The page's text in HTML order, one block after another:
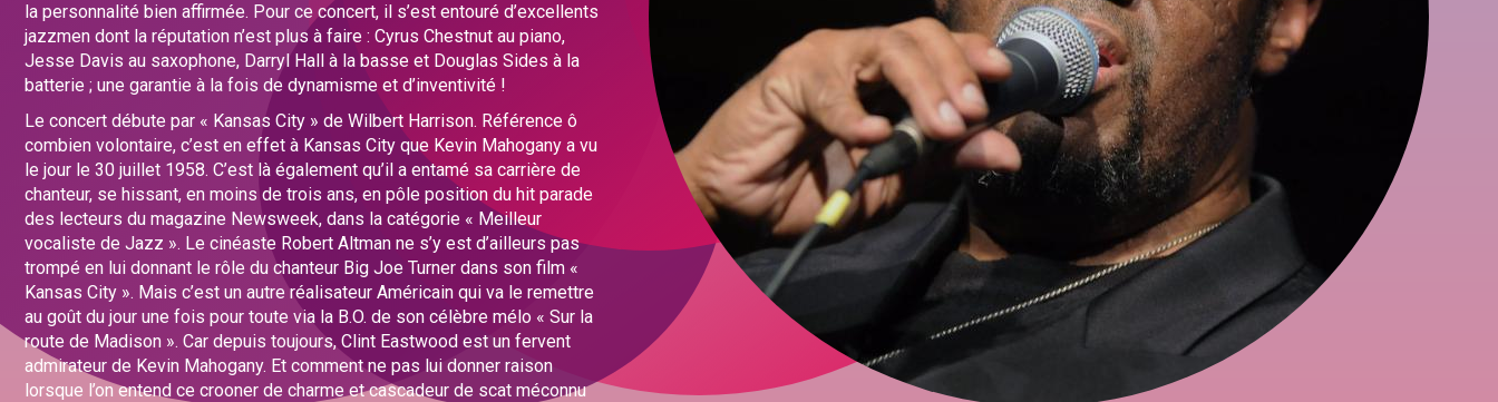
la personnalité bien affirmée. Pour ce concert, il s’est entouré d’excellents
jazzmen dont la réputation n’est plus à faire : Cyrus Chestnut au piano,
Jesse Davis au saxophone, Darryl Hall à la basse et Douglas Sides à la
batterie ; une garantie à la fois de dynamisme et d’inventivité !
Le concert débute par « Kansas City » de Wilbert Harrison. Référence ô
combien volontaire, c’est en effet à Kansas City que Kevin Mahogany a vu
le jour le 30 juillet 1958. C’est là également qu’il a entamé sa carrière de
chanteur, se hissant, en moins de trois ans, en pôle position du hit parade
des lecteurs du magazine Newsweek, dans la catégorie « Meilleur
vocaliste de Jazz ». Le cinéaste Robert Altman ne s’y est d’ailleurs pas
trompé en lui donnant le rôle du chanteur Big Joe Turner dans son film «
Kansas City ». Mais c’est un autre réalisateur Américain qui va le remettre
au goût du jour une fois pour toute via la B.O. de son célèbre mélo « Sur la
route de Madison ». Car depuis toujours, Clint Eastwood est un fervent
admirateur de Kevin Mahogany. Et comment ne pas lui donner raison
lorsque l’on entend ce crooner de charme et cascadeur de scat méconnu